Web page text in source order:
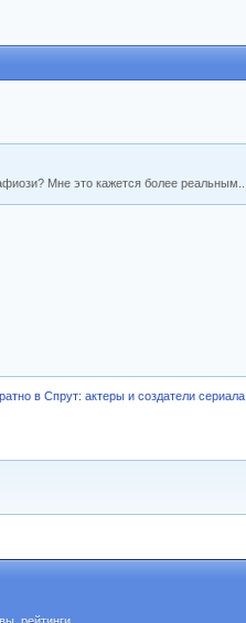
Мне это кажется более реальным...
в Спрут: актеры и создатели сериала